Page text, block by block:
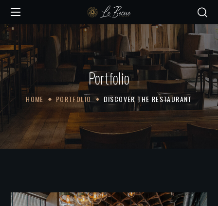
Portfolio
HOME PORTFOLIO DISCOVER THE RESTAURANT